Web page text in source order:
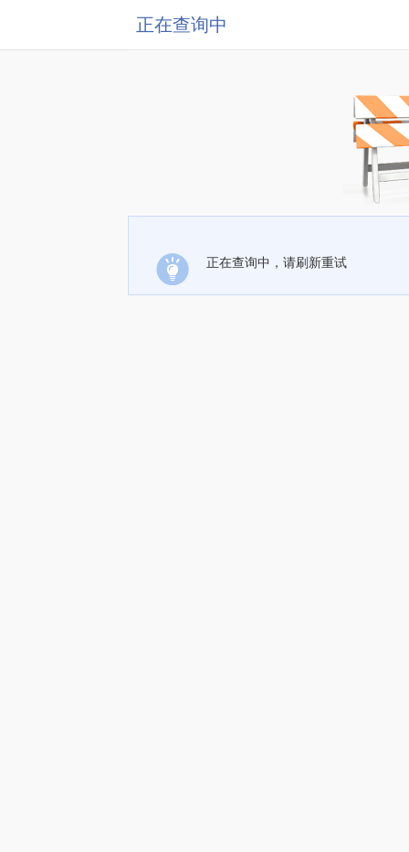
正在查询中
正在查询中，请刷新重试